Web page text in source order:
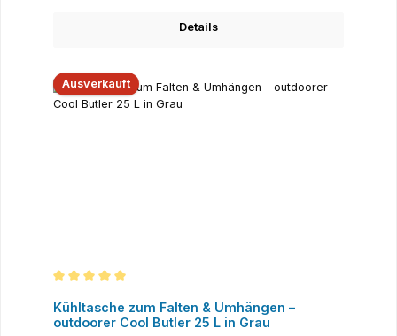
Details
Ausverkauft
Kühltasche zum Falten & Umhängen –
outdoorer Cool Butler 25 L in Grau